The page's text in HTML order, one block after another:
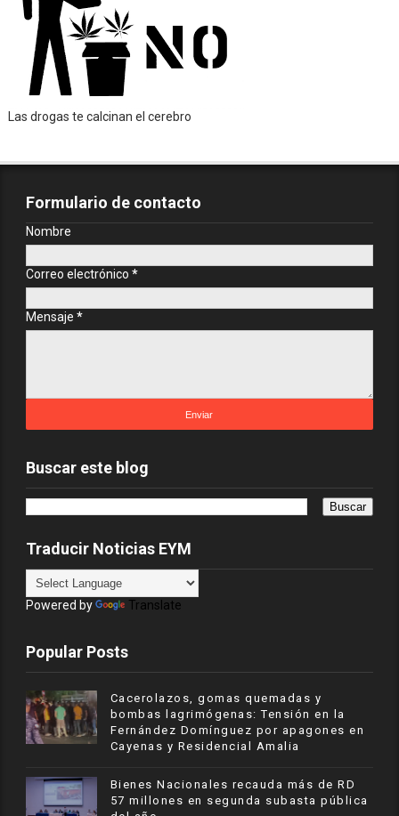
Las drogas te calcinan el cerebro
Formulario de contacto
Nombre
Correo electrónico *
Mensaje *
Buscar este blog
Traducir Noticias EYM
Powered by Translate
Popular Posts
Cacerolazos, gomas quemadas y
bombas lagrimógenas: Tensión en la
Fernández Domínguez por apagones en
Cayenas y Residencial Amalia
Bienes Nacionales recauda más de RD
57 millones en segunda subasta pública